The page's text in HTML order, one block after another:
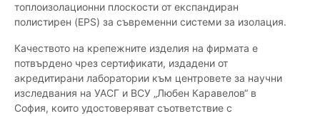
топлоизолационни плоскости от експандиран
полистирен (EPS) за съвременни системи за изолация.
Качеството на крепежните изделия на фирмата е
потвърдено чрез сертификати, издадени от
акредитирани лаборатории към центровете за научни
изследвания на УАСГ и ВСУ „Любен Каравелов“ в
София, които удостоверяват съответствие с